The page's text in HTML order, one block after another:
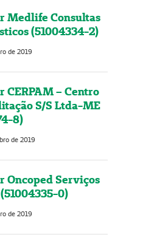
Medlife Consultas
(51004334-2)
de 2019
CERPAM – Centro
S/S Ltda-ME
8)
de 2019
Oncoped Serviços
0)
de 2019